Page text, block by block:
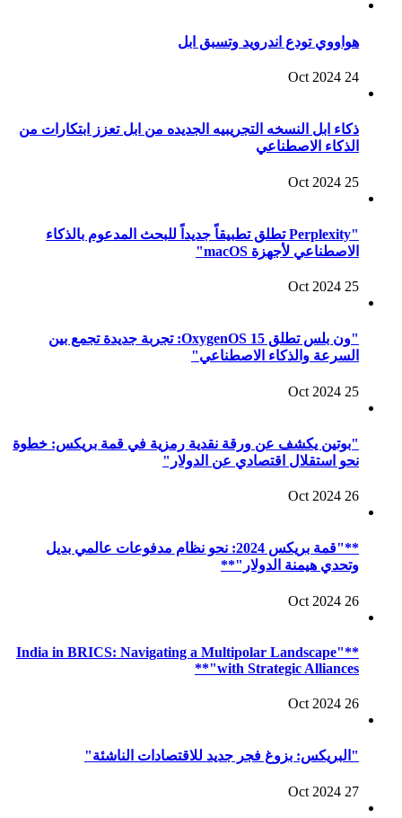
هواووي تودع اندرويد وتسبق ابل
24 Oct 2024
ذكاء ابل النسخه التجريبيه الجديده من ابل تعزز ابتكارات من
الذكاء الاصطناعي
25 Oct 2024
"Perplexity تطلق تطبيقاً جديداً للبحث المدعوم بالذكاء
الاصطناعي لأجهزة macOS"
25 Oct 2024
"ون بلس تطلق OxygenOS 15: تجربة جديدة تجمع بين
السرعة والذكاء الاصطناعي"
25 Oct 2024
"بوتين يكشف عن ورقة نقدية رمزية في قمة بريكس: خطوة
نحو استقلال اقتصادي عن الدولار"
26 Oct 2024
**"قمة بريكس 2024: نحو نظام مدفوعات عالمي بديل
وتحدي هيمنة الدولار"**
26 Oct 2024
**"India in BRICS: Navigating a Multipolar Landscape
with Strategic Alliances"**
26 Oct 2024
"البريكس: بزوغ فجر جديد للاقتصادات الناشئة"
27 Oct 2024